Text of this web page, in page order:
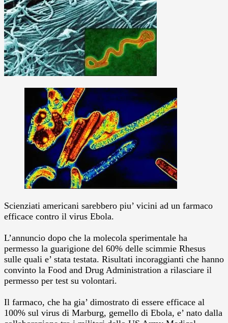
Scienziati americani sarebbero piu’ vicini ad un farmaco
efficace contro il virus Ebola.
L’annuncio dopo che la molecola sperimentale ha
permesso la guarigione del 60% delle scimmie Rhesus
sulle quali e’ stata testata. Risultati incoraggianti che hanno
convinto la Food and Drug Administration a rilasciare il
permesso per test su volontari.
Il farmaco, che ha gia’ dimostrato di essere efficace al
100% sul virus di Marburg, gemello di Ebola, e’ nato dalla